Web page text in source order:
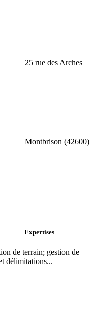
25 rue des Arches
Montbrison (42600)
Expertises
de terrain; gestion de
délimitations...